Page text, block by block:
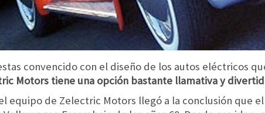
convencido con el diseño de los autos eléctricos
Motors tiene una opción bastante llamativa y
equipo de Zelectric Motors llegó a la conclusión que